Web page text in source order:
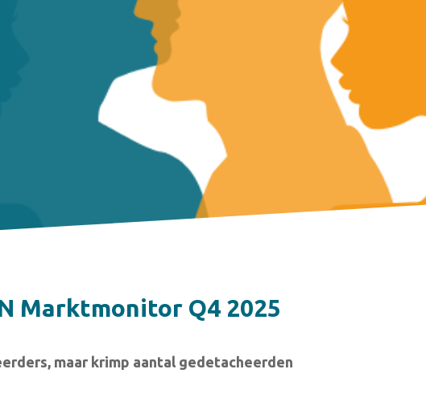
Marktmonitor Q4 2025
maar krimp aantal gedetacheerden